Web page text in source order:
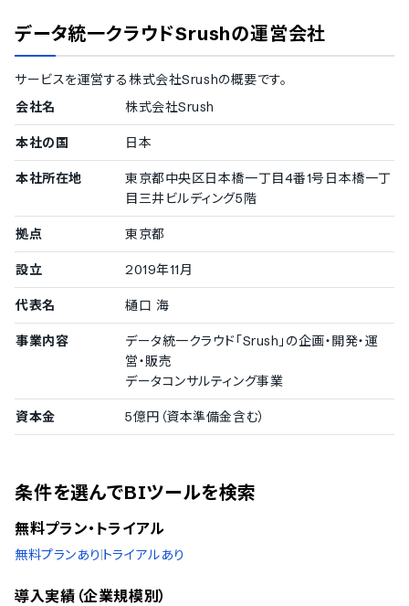
300〜499名
株式会社ネクスウェイ/日本情報クリエイト株式会社
中小企業の導入実績
従業員数20名〜300名未満の企業を中小企業としてご紹介してい
ます。
データ統一クラウドSrushの運営会社
サービスを運営する株式会社Srushの概要です。
会社名
株式会社Srush
本社の国 日本
本社所在地
東京都中央区日本橋一丁目4番1号日本橋一丁
目三井ビルディング5階
拠点 東京都
設立 2019年11月
代表名 樋口 海
事業内容
データ統一クラウド「Srush」の企画・開発・運
営・販売
データコンサルティング事業
資本金 5億円（資本準備金含む）
条件を選んでBIツールを検索
無料プラン・トライアル
無料プランあり トライアルあり
導入実績（企業規模別）